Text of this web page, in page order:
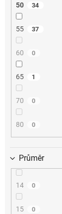
50 34
55 37
60 0
65 1
70 0
80 0
Průměr
14 0
15 0